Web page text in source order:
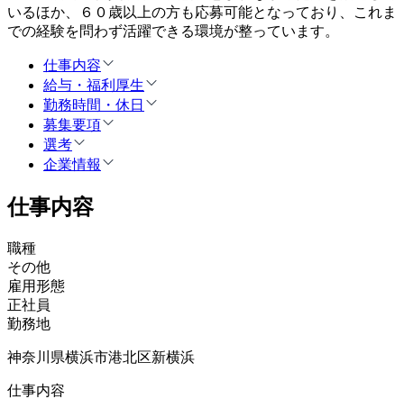
いるほか、６０歳以上の方も応募可能となっており、これま
での経験を問わず活躍できる環境が整っています。
仕事内容
給与・福利厚生
勤務時間・休日
募集要項
選考
企業情報
仕事内容
職種
その他
雇用形態
正社員
勤務地
神奈川県横浜市港北区新横浜
仕事内容